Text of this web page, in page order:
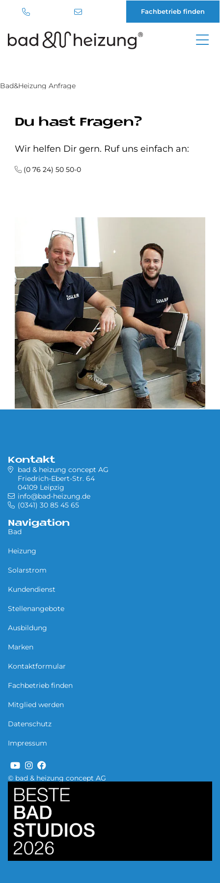
Fachbetrieb finden
Bad&Heizung Anfrage
Du hast Fragen?
Wir helfen Dir gern. Ruf uns einfach an:
(0 76 24) 50 50-0
© bad & heizung concept AG
Kontakt
bad & heizung concept AG
Friedrich-Ebert-Str. 64
04109 Leipzig
info@bad-heizung.de
(0341) 30 85 45 65
Navigation
Bad
Heizung
Solarstrom
Kundendienst
Stellenangebote
Ausbildung
Marken
Kontaktformular
Fachbetrieb finden
Mitglied werden
Datenschutz
Impressum